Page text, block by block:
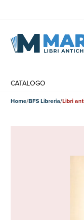
CATALOGO
Home BFS Libreria Libri